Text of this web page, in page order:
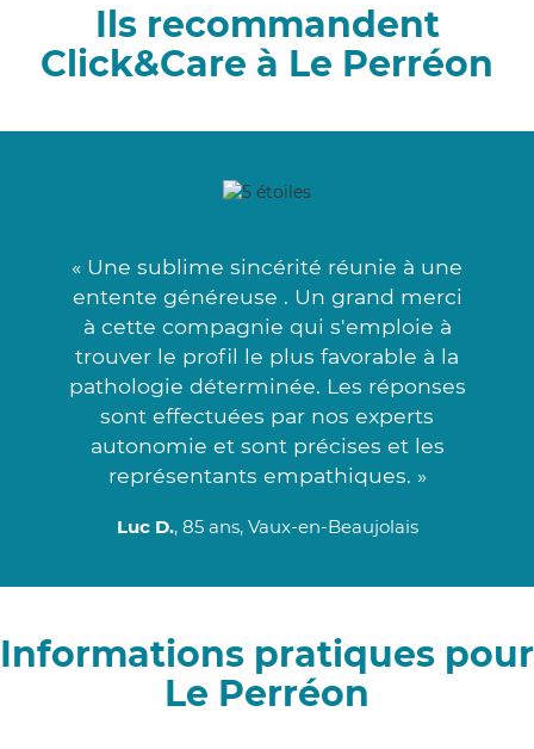
Ils recommandent
Click&Care à Le Perréon
« Une sublime sincérité réunie à une
entente généreuse . Un grand merci
à cette compagnie qui s'emploie à
trouver le profil le plus favorable à la
pathologie déterminée. Les réponses
sont effectuées par nos experts
autonomie et sont précises et les
représentants empathiques. »
Luc D., 85 ans, Vaux-en-Beaujolais
Informations pratiques pour
Le Perréon